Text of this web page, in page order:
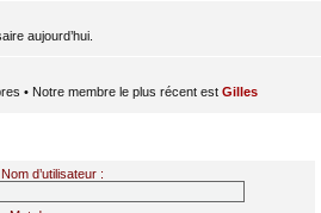
aujourd’hui.
• Notre membre le plus récent est Gilles
Nom d’utilisateur :